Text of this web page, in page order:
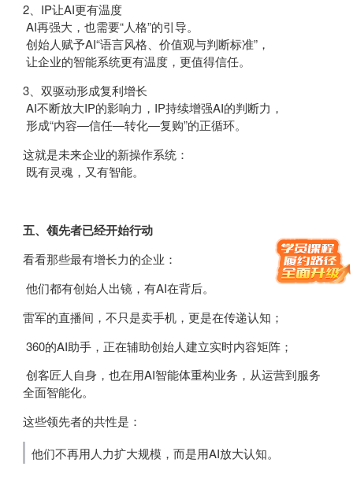
2、IP让AI更有温度
AI再强大，也需要“人格”的引导。
创始人赋予AI“语言风格、价值观与判断标准”，
让企业的智能系统更有温度，更值得信任。
3、双驱动形成复利增长
AI不断放大IP的影响力，IP持续增强AI的判断力，
形成“内容—信任—转化—复购”的正循环。
这就是未来企业的新操作系统：
既有灵魂，又有智能。
五、领先者已经开始行动
看看那些最有增长力的企业：
他们都有创始人出镜，有AI在背后。
雷军的直播间，不只是卖手机，更是在传递认知；
360的AI助手，正在辅助创始人建立实时内容矩阵；
创客匠人自身，也在用AI智能体重构业务，从运营到服务
全面智能化。
这些领先者的共性是：
他们不再用人力扩大规模，而是用AI放大认知。